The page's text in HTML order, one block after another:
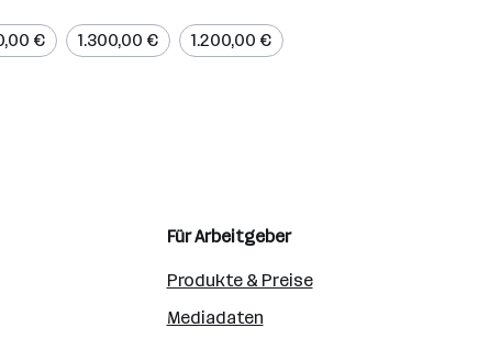
€ 1.300,00 € 1.200,00 €
Für Arbeitgeber
Produkte & Preise
Mediadaten